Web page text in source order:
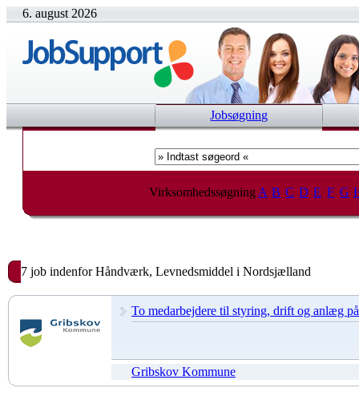
6. august 2026
Jobsøgning
Virksomhedssøgning A B C D E F G
7 job indenfor Håndværk, Levnedsmiddel i Nordsjælland
To medarbejdere til styring, drift og anlæg
Gribskov Kommune